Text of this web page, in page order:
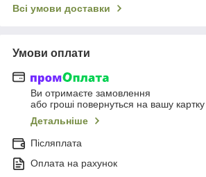
Всі умови доставки
Умови оплати
Ви отримаєте замовлення
або гроші повернуться на вашу картку
Детальніше
Післяплата
Оплата на рахунок